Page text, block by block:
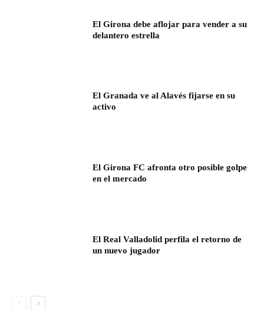
El Girona debe aflojar para vender a su
delantero estrella
El Granada ve al Alavés fijarse en su
activo
El Girona FC afronta otro posible golpe
en el mercado
El Real Valladolid perfila el retorno de
un nuevo jugador